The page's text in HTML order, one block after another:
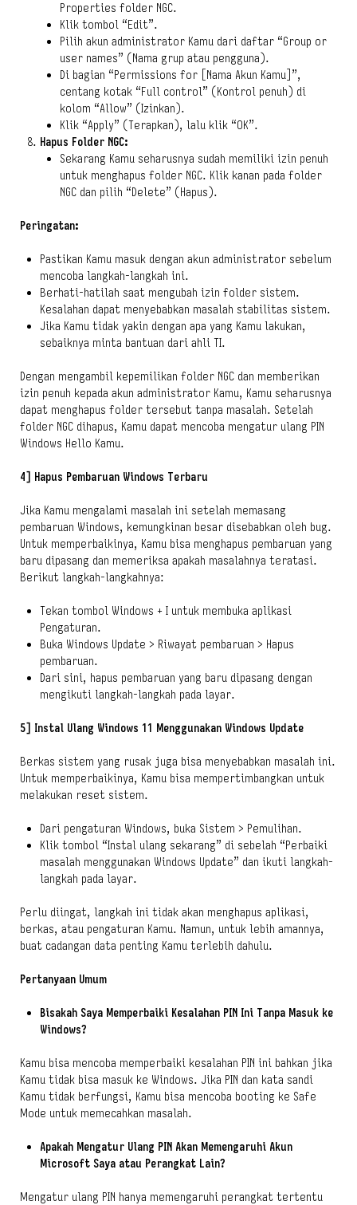
Properties folder NGC.
Klik tombol “Edit”.
Pilih akun administrator Kamu dari daftar “Group or
user names” (Nama grup atau pengguna).
Di bagian “Permissions for [Nama Akun Kamu]”,
centang kotak “Full control” (Kontrol penuh) di
kolom “Allow” (Izinkan).
Klik “Apply” (Terapkan), lalu klik “OK”.
Hapus Folder NGC:
Sekarang Kamu seharusnya sudah memiliki izin penuh
untuk menghapus folder NGC. Klik kanan pada folder
NGC dan pilih “Delete” (Hapus).
Peringatan:
Pastikan Kamu masuk dengan akun administrator sebelum
mencoba langkah-langkah ini.
Berhati-hatilah saat mengubah izin folder sistem.
Kesalahan dapat menyebabkan masalah stabilitas sistem.
Jika Kamu tidak yakin dengan apa yang Kamu lakukan,
sebaiknya minta bantuan dari ahli TI.
Dengan mengambil kepemilikan folder NGC dan memberikan
izin penuh kepada akun administrator Kamu, Kamu seharusnya
dapat menghapus folder tersebut tanpa masalah. Setelah
folder NGC dihapus, Kamu dapat mencoba mengatur ulang PIN
Windows Hello Kamu.
4] Hapus Pembaruan Windows Terbaru
Jika Kamu mengalami masalah ini setelah memasang
pembaruan Windows, kemungkinan besar disebabkan oleh bug.
Untuk memperbaikinya, Kamu bisa menghapus pembaruan yang
baru dipasang dan memeriksa apakah masalahnya teratasi.
Berikut langkah-langkahnya:
Tekan tombol Windows + I untuk membuka aplikasi
Pengaturan.
Buka Windows Update > Riwayat pembaruan > Hapus
pembaruan.
Dari sini, hapus pembaruan yang baru dipasang dengan
mengikuti langkah-langkah pada layar.
5] Instal Ulang Windows 11 Menggunakan Windows Update
Berkas sistem yang rusak juga bisa menyebabkan masalah ini.
Untuk memperbaikinya, Kamu bisa mempertimbangkan untuk
melakukan reset sistem.
Dari pengaturan Windows, buka Sistem > Pemulihan.
Klik tombol “Instal ulang sekarang” di sebelah “Perbaiki
masalah menggunakan Windows Update” dan ikuti langkah-
langkah pada layar.
Perlu diingat, langkah ini tidak akan menghapus aplikasi,
berkas, atau pengaturan Kamu. Namun, untuk lebih amannya,
buat cadangan data penting Kamu terlebih dahulu.
Pertanyaan Umum
Bisakah Saya Memperbaiki Kesalahan PIN Ini Tanpa Masuk ke
Windows?
Kamu bisa mencoba memperbaiki kesalahan PIN ini bahkan jika
Kamu tidak bisa masuk ke Windows. Jika PIN dan kata sandi
Kamu tidak berfungsi, Kamu bisa mencoba booting ke Safe
Mode untuk memecahkan masalah.
Apakah Mengatur Ulang PIN Akan Memengaruhi Akun
Microsoft Saya atau Perangkat Lain?
Mengatur ulang PIN hanya memengaruhi perangkat tertentu